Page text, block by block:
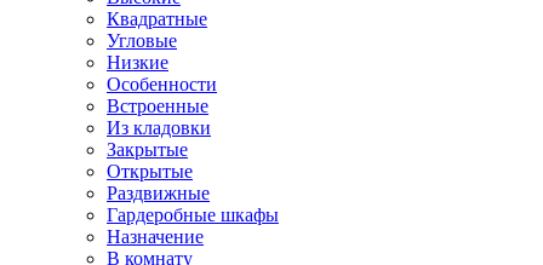
Квадратные
Угловые
Низкие
Особенности
Встроенные
Из кладовки
Закрытые
Открытые
Раздвижные
Гардеробные шкафы
Назначение
В комнату